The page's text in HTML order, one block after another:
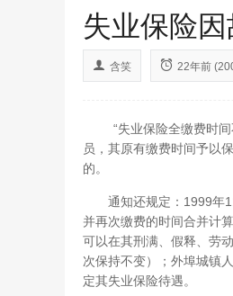
失业保险
含笑 22年前
“失业保险全缴费时间不
员，其原有缴费时间予以
的。
通知还规定：1999年11
并再次缴费的时间合并计
可以在其刑满、假释、劳
次保持不变）；外埠城镇
定其失业保险待遇。